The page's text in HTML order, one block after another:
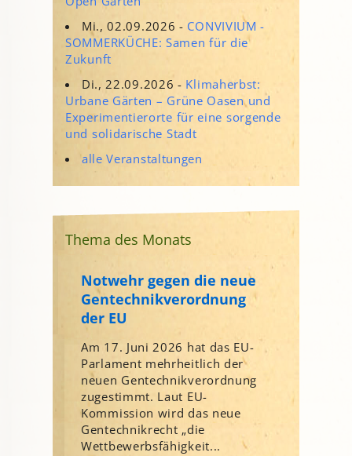
Mi., 02.09.2026 - CONVIVIUM -
SOMMERKÜCHE: Samen für die
Zukunft
Di., 22.09.2026 - Klimaherbst:
Urbane Gärten – Grüne Oasen und
Experimentierorte für eine sorgende
und solidarische Stadt
alle Veranstaltungen
Thema des Monats
Notwehr gegen die neue
Gentechnikverordnung
der EU
Am 17. Juni 2026 hat das EU-
Parlament mehrheitlich der
neuen Gentechnikverordnung
zugestimmt. Laut EU-
Kommission wird das neue
Gentechnikrecht „die
Wettbewerbsfähigkeit...